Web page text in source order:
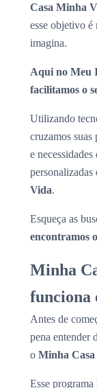
Casa Minha
esse objetivo é
imagina.
Aqui no Meu
facilitamos o
Utilizando
cruzamos
e
personalizadas
Vida.
Esqueça as
encontramos
Minha
funciona
Antes de
pena entender
o Minha
Esse